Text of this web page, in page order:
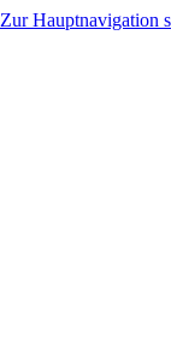
Zur Hauptnavigation